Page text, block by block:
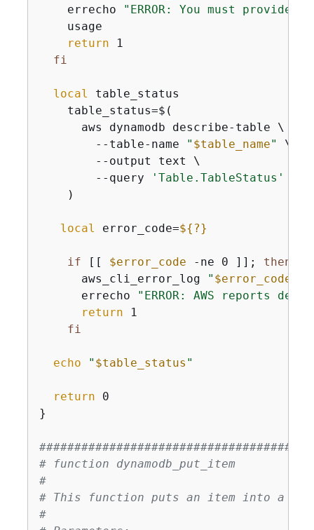
    errecho
"ERROR: You must provide
    usage
return 1
fi
local
table_status
    table_status=$(
      aws dynamodb describe-table \
        --table-name
" $table_name"
\
        --output text \
        --query
'Table.TableStatus'
    )
local error_code=${ ?}
if [[ $error_code -ne 0 ]]; then
      aws_cli_error_log
" $error_code
      errecho
"ERROR: AWS reports
return 1
fi
echo " $table_status "
return 0
}
# function dynamodb_put_item
#
# This function puts an item into a
#